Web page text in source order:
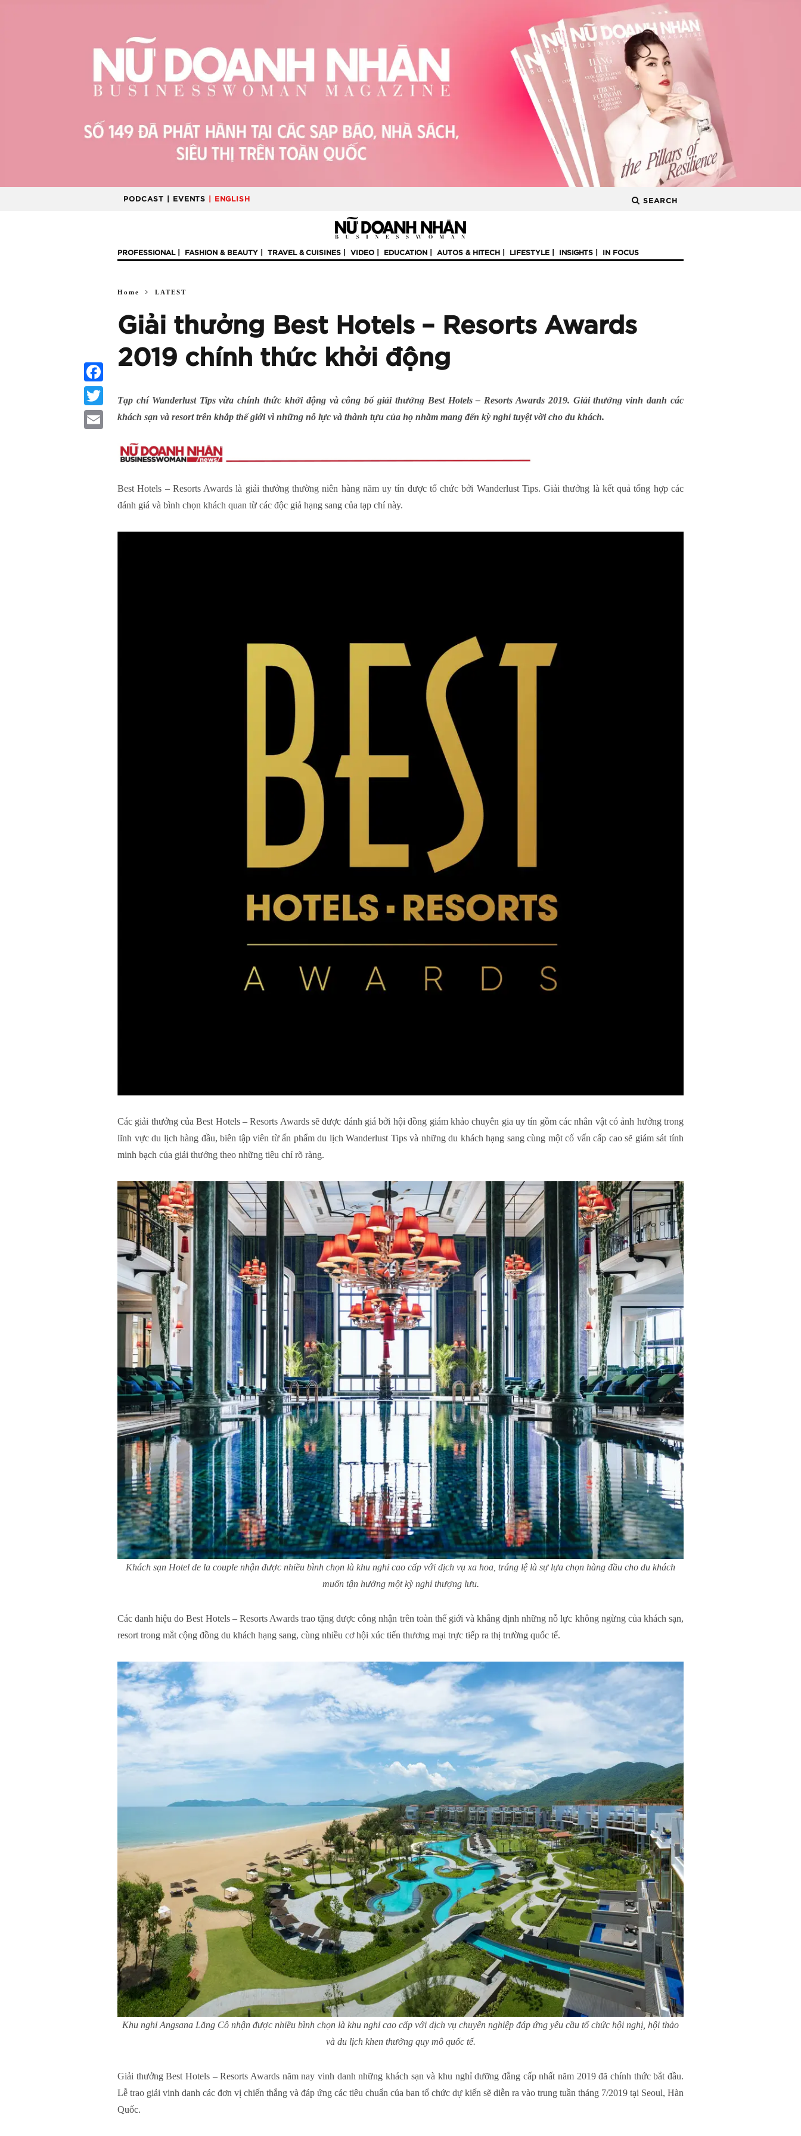
PODCAST | EVENTS | ENGLISH SEARCH
PROFESSIONAL FASHION & BEAUTY TRAVEL & CUISINES VIDEO EDUCATION AUTOS & HITECH LIFESTYLE INSIGHTS IN FOCUS
Home LATEST
Giải thưởng Best Hotels – Resorts Awards
2019 chính thức khởi động
Tạp chí Wanderlust Tips vừa chính thức khởi động và công bố giải thưởng Best Hotels – Resorts Awards 2019. Giải thưởng vinh danh các
khách sạn và resort trên khắp thế giới vì những nỗ lực và thành tựu của họ nhằm mang đến kỳ nghỉ tuyệt vời cho du khách.
Best Hotels – Resorts Awards là giải thưởng thường niên hàng năm uy tín được tổ chức bởi Wanderlust Tips. Giải thưởng là kết quả tổng hợp các
đánh giá và bình chọn khách quan từ các độc giả hạng sang của tạp chí này.
Các giải thưởng của Best Hotels – Resorts Awards sẽ được đánh giá bởi hội đồng giám khảo chuyên gia uy tín gồm các nhân vật có ảnh hưởng trong
lĩnh vực du lịch hàng đầu, biên tập viên từ ấn phẩm du lịch Wanderlust Tips và những du khách hạng sang cùng một cố vấn cấp cao sẽ giám sát tính
minh bạch của giải thưởng theo những tiêu chí rõ ràng.
Khách sạn Hotel de la couple nhận được nhiều bình chọn là khu nghỉ cao cấp với dịch vụ xa hoa, tráng lệ là sự lựa chọn hàng đầu cho du khách
muốn tận hưởng một kỳ nghỉ thượng lưu.
Các danh hiệu do Best Hotels – Resorts Awards trao tặng được công nhận trên toàn thế giới và khẳng định những nỗ lực không ngừng của khách sạn,
resort trong mắt cộng đồng du khách hạng sang, cùng nhiều cơ hội xúc tiến thương mại trực tiếp ra thị trường quốc tế.
Khu nghỉ Angsana Lăng Cô nhận được nhiều bình chọn là khu nghỉ cao cấp với dịch vụ chuyên nghiệp đáp ứng yêu cầu tổ chức hội nghị, hội thảo
và du lịch khen thưởng quy mô quốc tế.
Giải thưởng Best Hotels – Resorts Awards năm nay vinh danh những khách sạn và khu nghỉ dưỡng đẳng cấp nhất năm 2019 đã chính thức bắt đầu.
Lễ trao giải vinh danh các đơn vị chiến thắng và đáp ứng các tiêu chuẩn của ban tổ chức dự kiến sẽ diễn ra vào trung tuần tháng 7/2019 tại Seoul, Hàn
Quốc.
Facebook
Twitter